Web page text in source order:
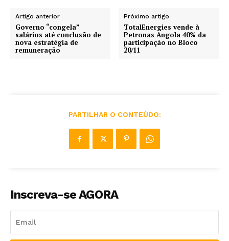
Artigo anterior
Governo “congela”
salários até conclusão de
nova estratégia de
remuneração
Próximo artigo
TotalEnergies vende à
Petronas Angola 40% da
participação no Bloco
20/11
PARTILHAR O CONTEÚDO:
Inscreva-se AGORA